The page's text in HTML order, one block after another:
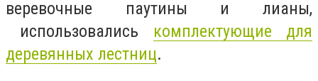
веревочные паутины и лианы,
использовались комплектующие для
деревянных лестниц.